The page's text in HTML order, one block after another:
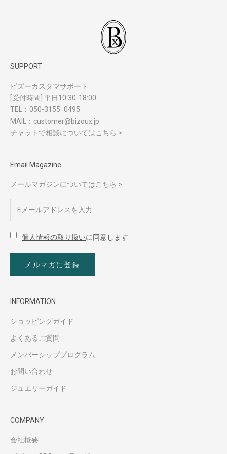
SUPPORT
ビズーカスタマサポート
[受付時間] 平日10:30-18:00
TEL： 050-3155ｰ0495
MAIL： customer@bizoux.jp
チャットで相談についてはこちら >
Email Magazine
メールマガジンについてはこちら >
個人情報の取り扱いに同意します
メルマガに登録
INFORMATION
ショッピングガイド
よくあるご質問
メンバーシッププログラム
お問い合わせ
ジュエリーガイド
COMPANY
会社概要